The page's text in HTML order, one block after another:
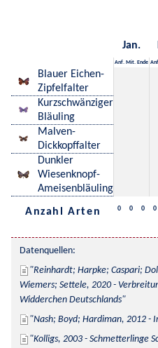
Jan.
Anf. Mit. Ende
Blauer Eichen-
Zipfelfalter
Kurzschwänziger
Bläuling
Malven-
Dickkopffalter
Dunkler
Wiesenknopf-
Ameisenbläuling
Anzahl Arten 0 0 0 0
Datenquellen:
Reinhardt; Harpke; Caspari;
Wiemers; Settele, 2020 -
Widderchen Deutschlands
Nash; Boyd; Hardiman, 2012 -
Kolligs, 2003 - Schmetterlinge